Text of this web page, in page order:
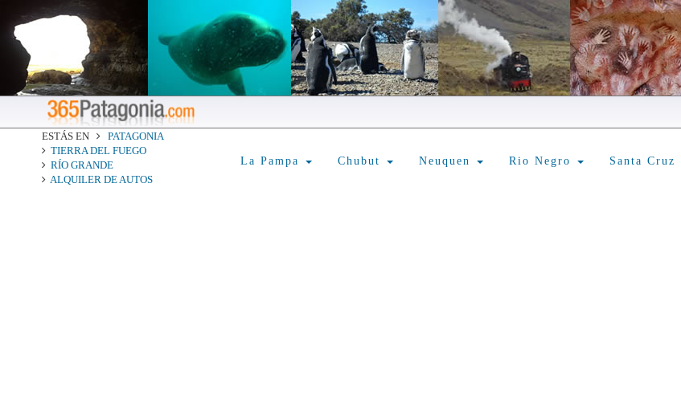
ESTÁS EN
PATAGONIA
TIERRA DEL FUEGO
RÍO GRANDE
ALQUILER DE AUTOS
La Pampa Chubut Neuquen Rio Negro Santa Cruz